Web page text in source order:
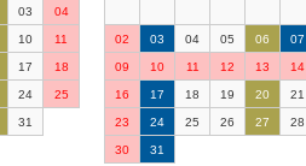
03 04
10 11
17 18
24 25
31
02 03 04 05 06 07
09 10 11 12 13 14
16 17 18 19 20 21
23 24 25 26 27 28
30 31